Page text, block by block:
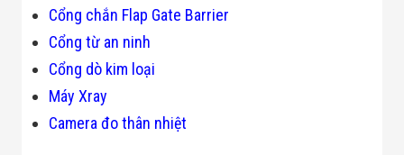
Cổng chắn Flap Gate Barrier
Cổng từ an ninh
Cổng dò kim loại
Máy Xray
Camera đo thân nhiệt